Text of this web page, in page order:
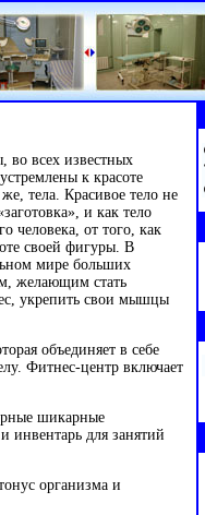
всех известных
к красоте
тела. Красивое тело не
и как тело
человека, от того, как
своей фигуры. В
мире больших
желающим стать
укрепить свои мышцы
объединяет в себе
Фитнес-центр включает
шикарные
инвентарь для занятий
организма и